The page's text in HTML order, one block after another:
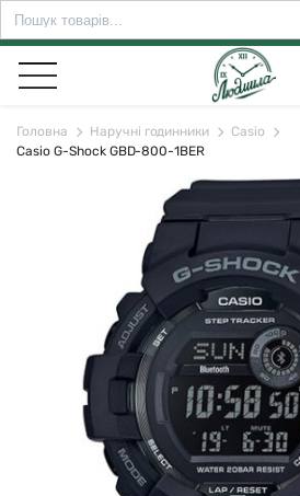
Search
for:
Головна Наручні годинники
Casio
Casio G-Shock GBD-800-1BER